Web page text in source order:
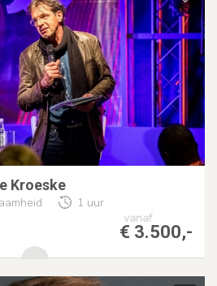
Kroeske
1 uur
vanaf
€ 3.500,-